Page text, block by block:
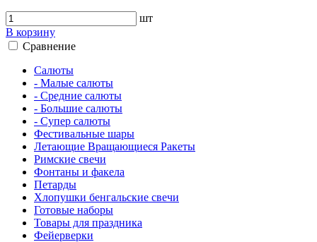
шт
В корзину
Сравнение
Салюты
- Малые салюты
- Средние салюты
- Большие салюты
- Супер салюты
Фестивальные шары
Летающие Вращающиеся Ракеты
Римские свечи
Фонтаны и факела
Петарды
Хлопушки бенгальские свечи
Готовые наборы
Товары для праздника
Фейерверки